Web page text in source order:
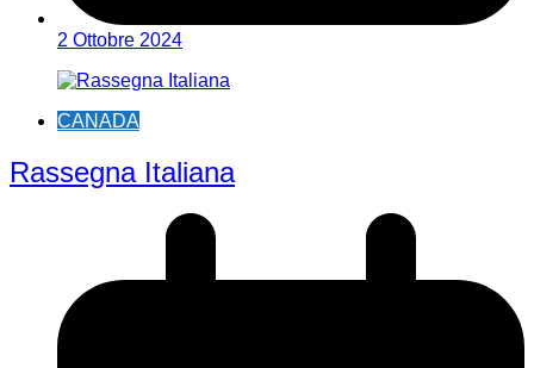
2 Ottobre 2024
CANADA
Rassegna Italiana